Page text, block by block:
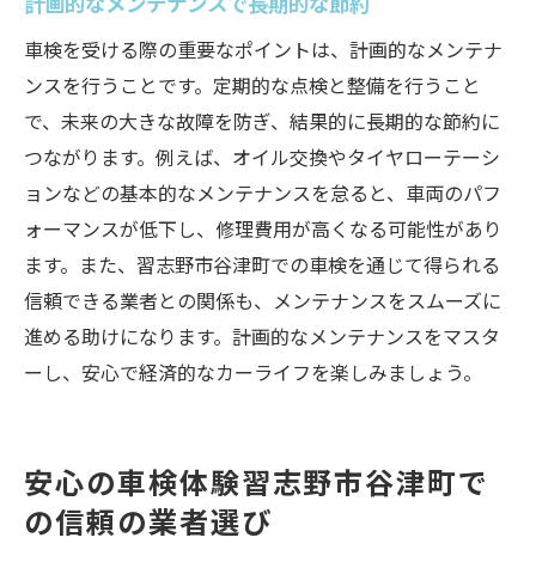
車検を受ける際の重要なポイントは、計画的なメンテナ
ンスを行うことです。定期的な点検と整備を行うこと
で、未来の大きな故障を防ぎ、結果的に長期的な節約に
つながります。例えば、オイル交換やタイヤローテーシ
ョンなどの基本的なメンテナンスを怠ると、車両のパフ
ォーマンスが低下し、修理費用が高くなる可能性があり
ます。また、習志野市谷津町での車検を通じて得られる
信頼できる業者との関係も、メンテナンスをスムーズに
進める助けになります。計画的なメンテナンスをマスタ
ーし、安心で経済的なカーライフを楽しみましょう。
安心の車検体験習志野市谷津町で
の信頼の業者選び